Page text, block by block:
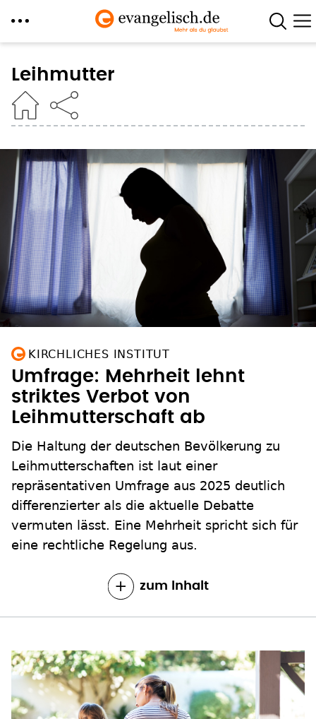
zum
Inhalt
Leihmutter
KIRCHLICHES INSTITUT
Umfrage: Mehrheit lehnt
striktes Verbot von
Leihmutterschaft ab
Die Haltung der deutschen Bevölkerung zu
Leihmutterschaften ist laut einer
repräsentativen Umfrage aus 2025 deutlich
differenzierter als die aktuelle Debatte
vermuten lässt. Eine Mehrheit spricht sich für
eine rechtliche Regelung aus.
zum Inhalt